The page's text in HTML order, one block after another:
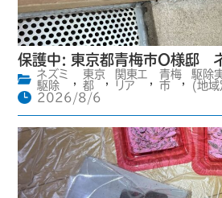
保護中: 東京都青梅市O様邸
ネズミ
駆除
東京
都
関東エ
リア
青梅
市
駆除
(地域
2026/8/6